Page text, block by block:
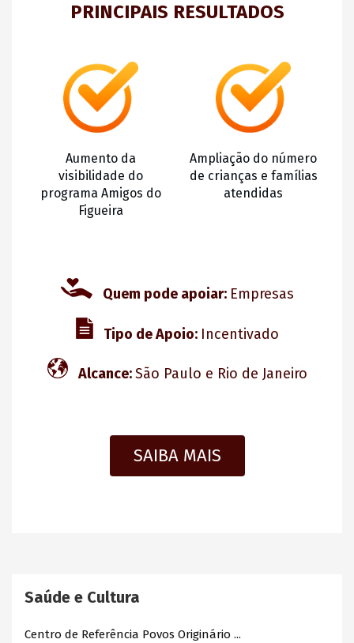
Saúde e Cultura
Centro de Referência Povos Originário ...
PRINCIPAIS RESULTADOS
Aumento da
visibilidade do
programa Amigos do
Figueira
Ampliação do número
de crianças e famílias
atendidas
Quem pode apoiar: Empresas
Tipo de Apoio: Incentivado
Alcance:São Paulo e Rio de Janeiro
SAIBA MAIS